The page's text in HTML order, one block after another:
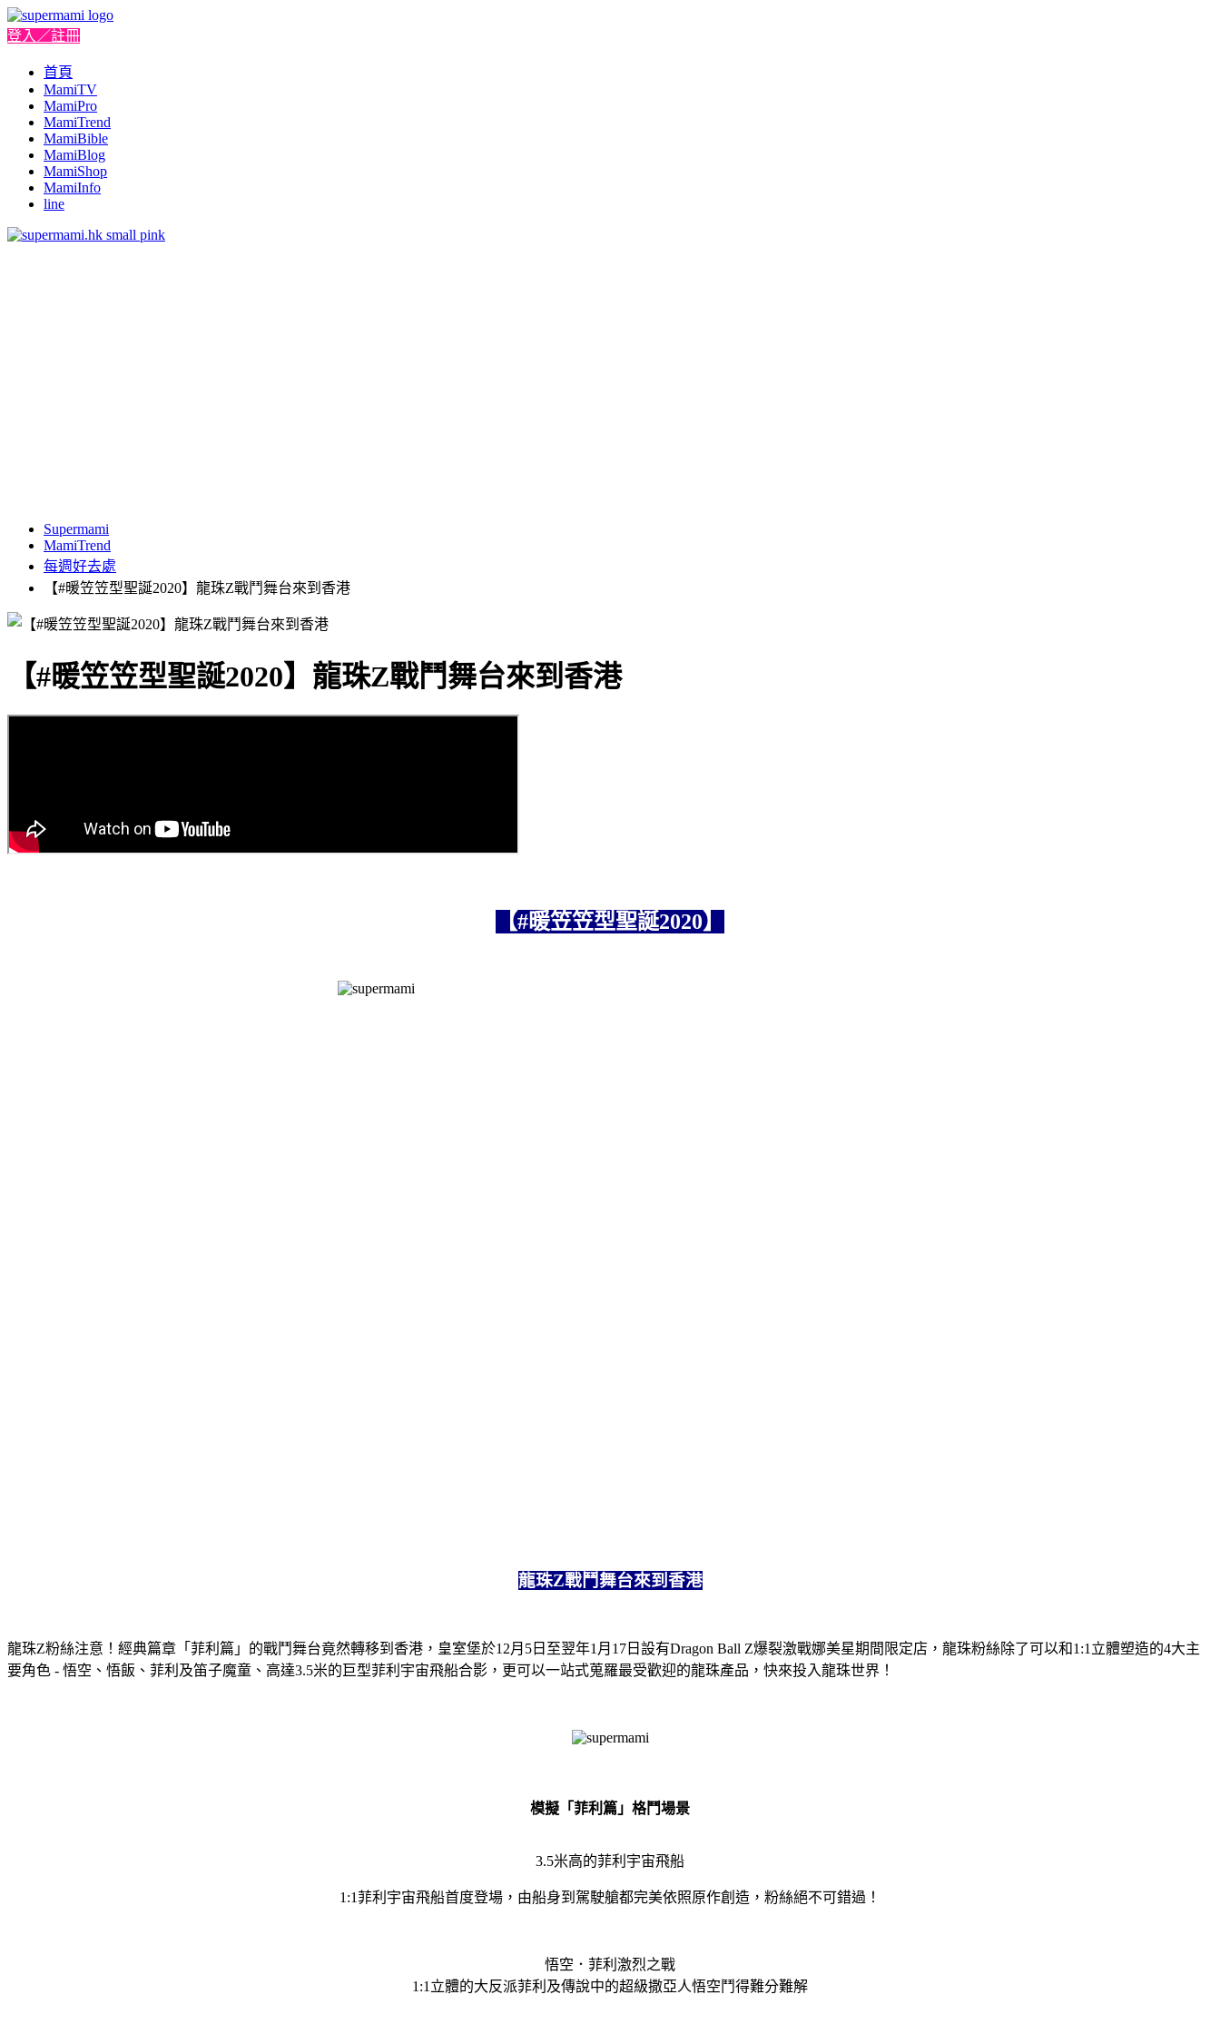
登入／註冊
首頁
MamiTV
MamiPro
MamiTrend
MamiBible
MamiBlog
MamiShop
MamiInfo
line
Supermami
MamiTrend
每週好去處
【#暖笠笠型聖誕2020】龍珠Z戰鬥舞台來到香港
【#暖笠笠型聖誕2020】龍珠Z戰鬥舞台來到香港
【#暖笠笠型聖誕2020】
龍珠Z戰鬥舞台來到香港
龍珠Z粉絲注意！ 經典篇章「菲利篇」的戰鬥舞台竟然轉移到香港，皇室堡於12月5日至翌年1月17日設有Dragon Ball Z爆裂激戰娜美星期間限定店，龍珠粉絲除了可以和1:1立體塑造的4大主
要角色 - 悟空、悟飯、菲利及笛子魔童、高達3.5米的巨型菲利宇宙飛船合影，更可以一站式蒐羅最受歡迎的龍珠產品，快來投入龍珠世界！
模擬「菲利篇」格鬥場景
3.5米高的菲利宇宙飛船
1:1菲利宇宙飛船首度登場，由船身到駕駛艙都完美依照原作創造，粉絲絕不可錯過！
悟空．菲利激烈之戰
1:1立體的大反派菲利及傳說中的超級撒亞人悟空鬥得難分難解